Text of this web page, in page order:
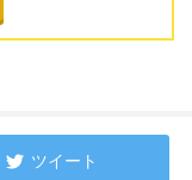
ツイート